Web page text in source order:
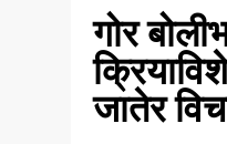
गोर
जातेर